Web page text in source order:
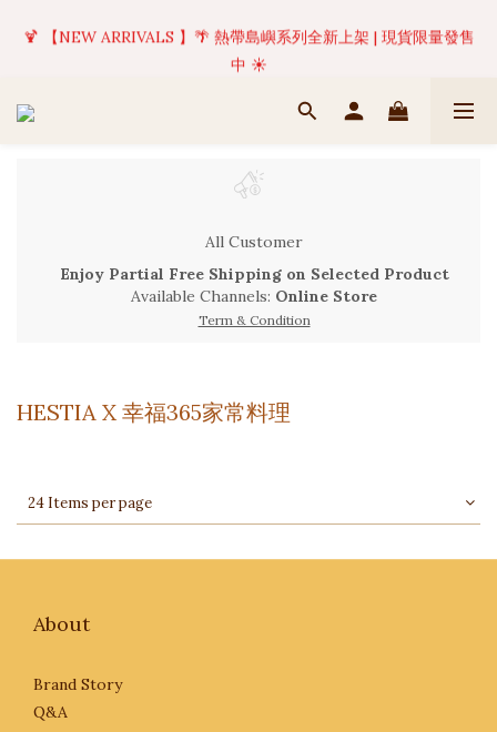
✦ 美好值得等待 | 現貨商品將於訂單成立後1-5個工作天內(不含例
假日)完成出貨 🚚
🍹 【NEW ARRIVALS 】🌴 熱帶島嶼系列全新上架 | 現貨限量發售
中 ☀️
✦ 美好值得等待 | 現貨商品將於訂單成立後1-5個工作天內(不含例
All Customer
Enjoy Partial Free Shipping on Selected Product
Available Channels: Online Store
Term & Condition
HESTIA X 幸福365家常料理
24 Items per page
About
Brand Story
Q&A